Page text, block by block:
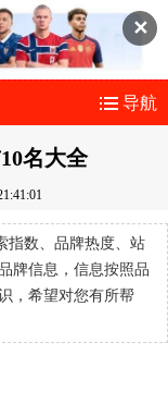
✕
导航
名大全
指数、品牌热度、站
牌信息，信息按照品
，希望对您有所帮